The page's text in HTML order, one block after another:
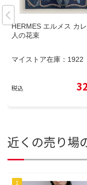
HERMES エルメス カ
人の花束
マイストア在庫： 1922
税込
近くの売り場